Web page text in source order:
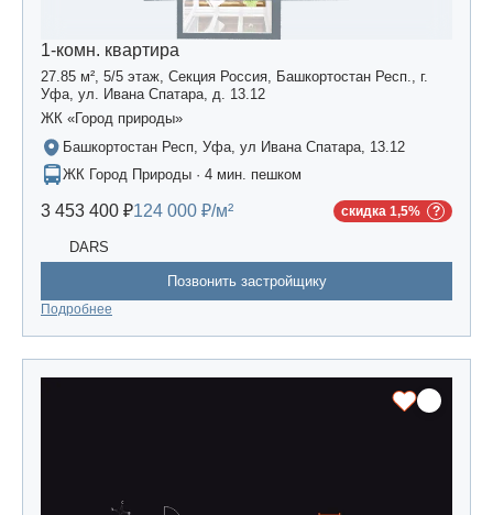
1-комн. квартира
27.85 м², 5/5 этаж, Секция Россия, Башкортостан Респ., г.
Уфа, ул. Ивана Спатара, д. 13.12
ЖК «Город природы»
Башкортостан Респ, Уфа, ул Ивана Спатара, 13.12
ЖК Город Природы · 4 мин. пешком
3 453 400 ₽124 000 ₽/м² скидка 1,5%
DARS
Позвонить застройщику
Подробнее